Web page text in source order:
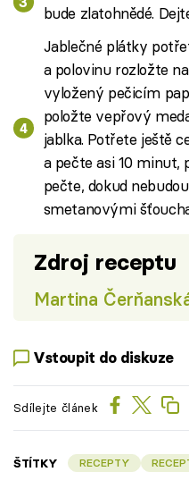
bude zlatohnědé.
Jablečné plátky
a polovinu rozložte
vyložený pečicím
položte vepřový
jablka. Potřete ještě
a pečte asi 10
pečte, dokud
smetanovými
Zdroj receptu
Martina
Vstoupit do diskuze
Sdílejte článek
ŠTÍTKY RECEPTY